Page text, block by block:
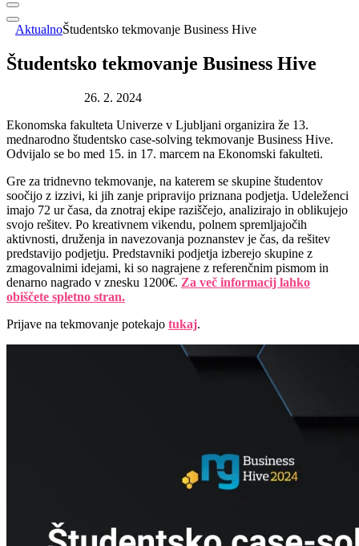
AktualnoŠtudentsko tekmovanje Business Hive
Študentsko tekmovanje Business Hive
26. 2. 2024
Ekonomska fakulteta Univerze v Ljubljani organizira že 13.
mednarodno študentsko case-solving tekmovanje Business Hive.
Odvijalo se bo med 15. in 17. marcem na Ekonomski fakulteti.
Gre za tridnevno tekmovanje, na katerem se skupine študentov
soočijo z izzivi, ki jih zanje pripravijo priznana podjetja. Udeleženci
imajo 72 ur časa, da znotraj ekipe raziščejo, analizirajo in oblikujejo
svojo rešitev. Po kreativnem vikendu, polnem spremljajočih
aktivnosti, druženja in navezovanja poznanstev je čas, da rešitev
predstavijo podjetju. Predstavniki podjetja izberejo skupine z
zmagovalnimi idejami, ki so nagrajene z referenčnim pismom in
denarno nagrado v znesku 1200€. Za več informacij lahko
obiščete spletno stran.
Prijave na tekmovanje potekajo tukaj.